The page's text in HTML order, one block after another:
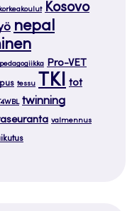
korkeakoulut Kosovo
nepal
pedagogiikka Pro-VET
tessu TKI tot
twinning
valmennus